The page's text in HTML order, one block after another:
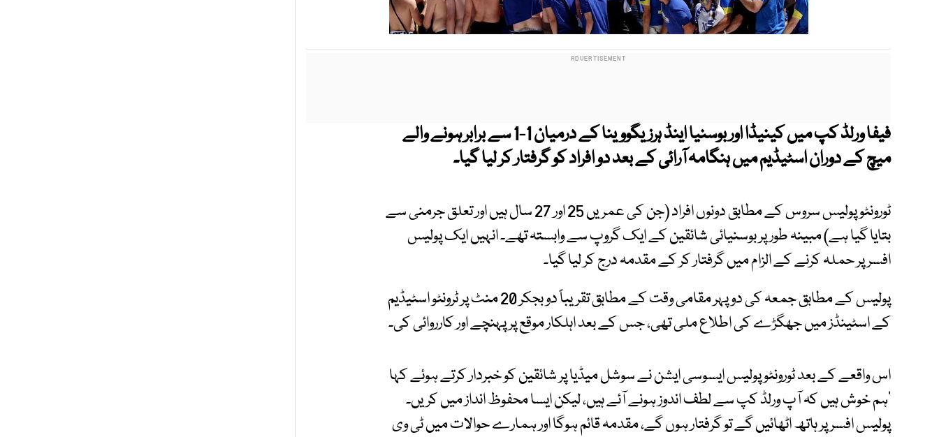
فیفا ورلڈ کپ میں کینیڈااور بوسنیا اینڈ ہرزیگووینا
کے درمیان 1-1 سے برابر ہونے والے
میچ کے دوران اسٹیڈیم میں ہنگامہ آرائی کے بعد دو افراد کو گرفتار کر لیا گیا۔
ٹورونٹو پولیس سروس کے مطابق دونوں افراد (جن کی عمریں 25 اور 27 سال ہیں اور تعلق جرمنی سے
بتایا گیا ہے) مبینہ طور پر بوسنیائی شائقین کے ایک گروپ سے وابستہ تھے۔ انہیں ایک پولیس
افسر پر حملہ کرنے کے الزام میں گرفتار کر کے مقدمہ درج کر لیا گیا۔
پولیس کے مطابق جمعہ کی دوپہر مقامی وقت کے مطابق تقریباً دو بجکر 20 منٹ پر ٹرونٹو اسٹیڈیم
کے اسٹینڈز میں جھگڑے کی اطلاع ملی تھی، جس کے بعد اہلکار موقع پر پہنچے اور کارروائی کی۔
اس واقعے کے بعد ٹورونٹو پولیس ایسوسی ایشن نے سوشل میڈیا پر شائقین کو خبردار کرتے ہوئے کہا
’ہم خوش ہیں کہ آپ ورلڈ کپ سے لطف اندوز ہونے آئے ہیں، لیکن ایسا محفوظ انداز میں کریں۔
پولیس افسر پر ہاتھ اٹھائیں گے تو گرفتار ہوں گے، مقدمہ قائم ہوگا اور ہمارے حوالات میں ٹی وی